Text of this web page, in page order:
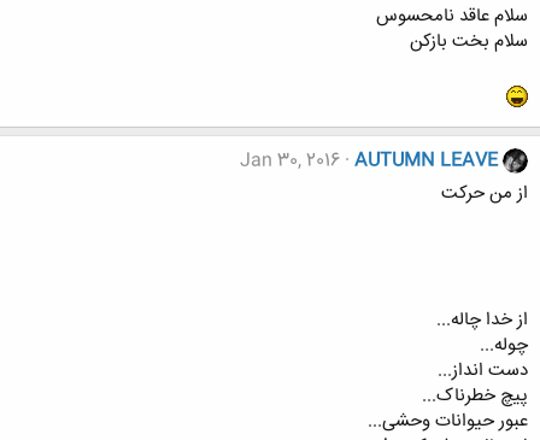
سلام عاقد نامحسوس
سلام بخت بازکن
AUTUMN LEAVE
Jan 30, 2016
از من حرکت
از خدا چاله...
چوله...
دست انداز...
پیچ خطرناک...
عبور حیوانات وحشی...